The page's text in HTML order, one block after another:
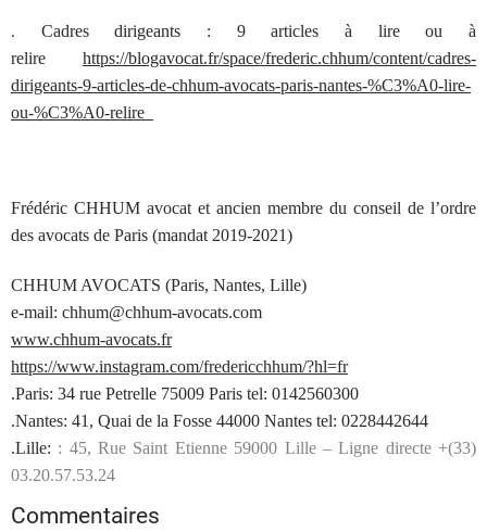
.
Cadres dirigeants : 9 articles à lire ou à
relire https://blogavocat.fr/space/frederic.chhum/content/cadres-
dirigeants-9-articles-de-chhum-avocats-paris-nantes-%C3%A0-lire-
ou-%C3%A0-relire_
Frédéric CHHUM avocat et ancien membre du conseil de l’ordre
des avocats de Paris (mandat 2019-2021)
CHHUM AVOCATS (Paris, Nantes, Lille)
e-mail: chhum@chhum-avocats.com
www.chhum-avocats.fr
https://www.instagram.com/fredericchhum/?hl=fr
.Paris: 34 rue Petrelle 75009 Paris tel: 0142560300
.Nantes: 41, Quai de la Fosse 44000 Nantes tel: 0228442644
.Lille: : 45, Rue Saint Etienne 59000 Lille – Ligne directe +(33)
03.20.57.53.24
Commentaires